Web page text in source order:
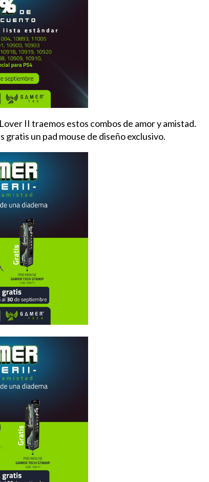
II traemos estos combos de amor yamistad.
gratis un pad mouse de diseño exclusivo.